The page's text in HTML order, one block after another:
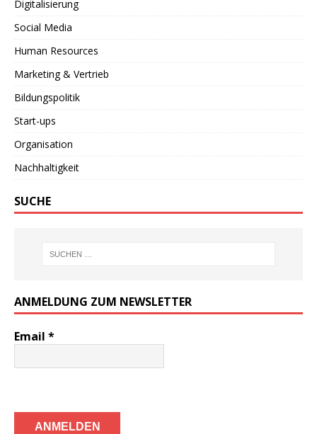
Digitalisierung
Social Media
Human Resources
Marketing & Vertrieb
Bildungspolitik
Start-ups
Organisation
Nachhaltigkeit
SUCHE
ANMELDUNG ZUM NEWSLETTER
Email *